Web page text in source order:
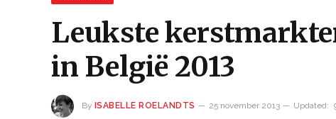
Leukste
in België 2013
By ISABELLE ROELANDTS 25 november 2013 Updated: